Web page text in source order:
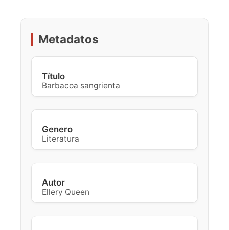
Metadatos
Título
Barbacoa sangrienta
Genero
Literatura
Autor
Ellery Queen